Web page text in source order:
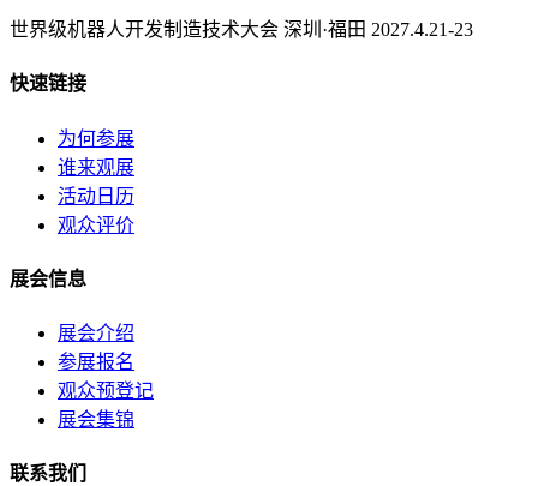
世界级机器人开发制造技术大会 深圳·福田 2027.4.21-23
快速链接
为何参展
谁来观展
活动日历
观众评价
展会信息
展会介绍
参展报名
观众预登记
展会集锦
联系我们